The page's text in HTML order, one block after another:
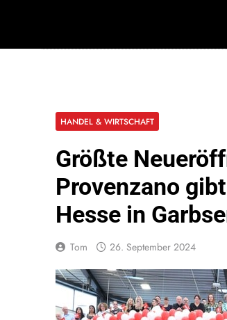
HANDEL & WIRTSCHAFT
Größte
Provenzano
Hesse in
Tom 26. September 2024